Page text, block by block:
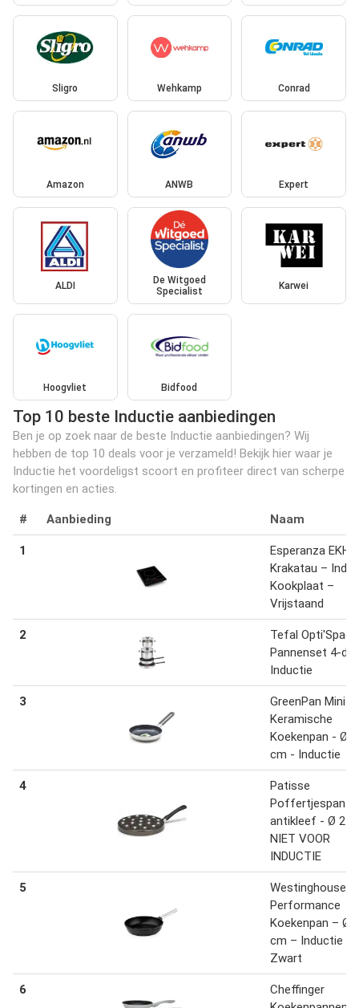
Sligro Wehkamp Conrad
Amazon ANWB Expert
ALDI
De Witgoed
Specialist
Karwei
Hoogvliet Bidfood
Top 10 beste Inductie aanbiedingen
Ben je op zoek naar de beste Inductie aanbiedingen? Wij
hebben de top 10 deals voor je verzameld! Bekijk hier waar je
Inductie het voordeligst scoort en profiteer direct van scherpe
kortingen en acties.
# Aanbieding Naam
1
Esperanza
Krakatau –
Kookplaat –
Vrijstaand
2
Tefal Opti'Space
Pannenset 4-
Inductie
3
GreenPan Mini
Keramische
Koekenpan -
cm - Inductie
4
Patisse
Poffertjespan
antikleef - Ø 24
NIET VOOR
INDUCTIE
5
Westinghouse
Performance
Koekenpan –
cm – Inductie –
Zwart
6
Cheffinger